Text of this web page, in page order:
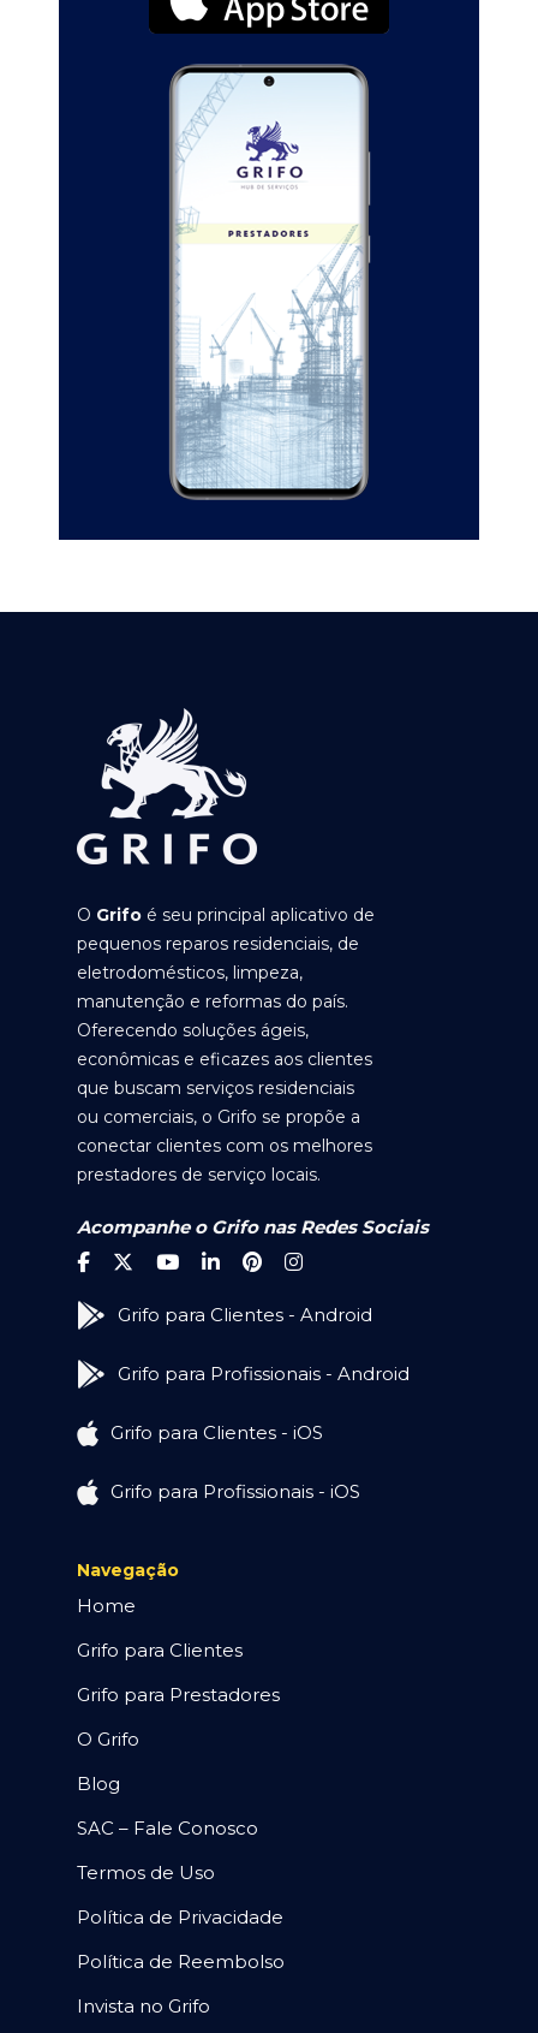
O Grifo é seu principal aplicativo de
pequenos reparos residenciais, de
eletrodomésticos, limpeza,
manutenção e reformas do país.
Oferecendo soluções ágeis,
econômicas e eficazes aos clientes
que buscam serviços residenciais
ou comerciais, o Grifo se propõe a
conectar clientes com os melhores
prestadores de serviço locais.
Acompanhe o Grifo nas Redes Sociais
Grifo para Clientes - Android
Grifo para Profissionais - Android
Grifo para Clientes - iOS
Grifo para Profissionais - iOS
Navegação
Home
Grifo para Clientes
Grifo para Prestadores
O Grifo
Blog
SAC – Fale Conosco
Termos de Uso
Política de Privacidade
Política de Reembolso
Invista no Grifo